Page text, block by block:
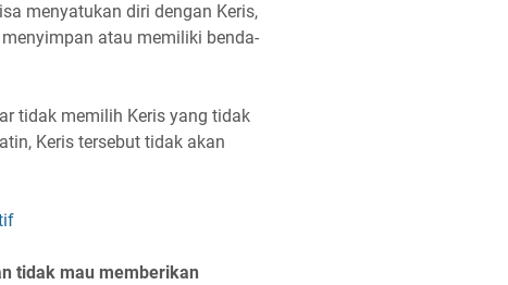
menyatukan diri dengan Keris,
atau memiliki benda-
tidak memilih Keris yang tidak
Keris tersebut tidak akan
tidak mau memberikan